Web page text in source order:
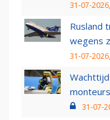
31-07-
Rusland
wegens
31-07-
31-07-